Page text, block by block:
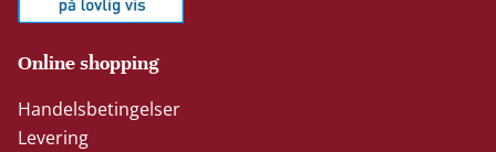
Online shopping
Handelsbetingelser
Levering